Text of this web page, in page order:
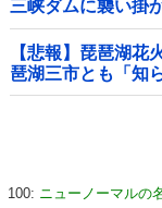
三峡ダムに襲い
【悲報】琵琶湖花
琶湖三市とも「知
なんや！？？？？
100: ニューノーマルの